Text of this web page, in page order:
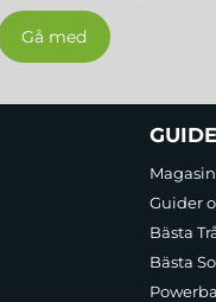
Magasin
Guider
Bästa
Bästa